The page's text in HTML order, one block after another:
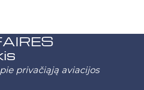
privačiąją aviacijos